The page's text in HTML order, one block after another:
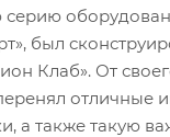
был
Клаб». От
отличные
а также такую